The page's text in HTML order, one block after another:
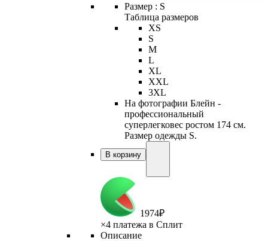
Размер : S
Таблица размеров
XS
S
M
L
XL
XXL
3XL
На фотографии Блейн -
профессиональный
суперлегковес ростом 174 см.
Размер одежды S.
В корзину
1974₽
×4 платежа в Сплит
Описание